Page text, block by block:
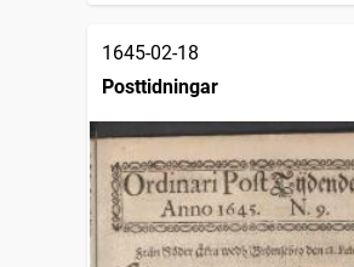
1645-02-18
Posttidningar